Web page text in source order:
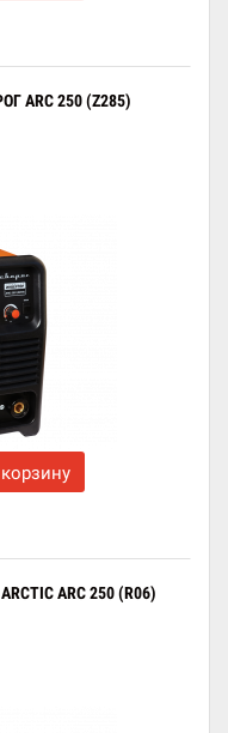
ARC 250 (Z285)
ARC 250 (R06)